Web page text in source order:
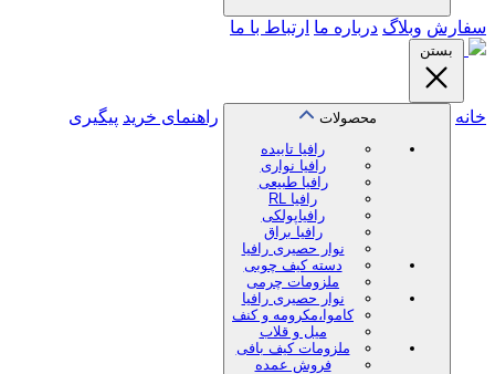
سفارش وبلاگ درباره ما ارتباط با ما
بستن
خانه
محصولات
رافیا تابیده
رافیا نواری
رافیا طبیعی
رافیا RL
رافیاپولکی
رافیا براق
نوار حصیری رافیا
دسته کیف چوبی
ملزومات چرمی
نوار حصیری رافیا
کاموا،مکرومه و کنف
میل و قلاب
ملزومات کیف بافی
فروش عمده
راهنمای خرید پیگیری